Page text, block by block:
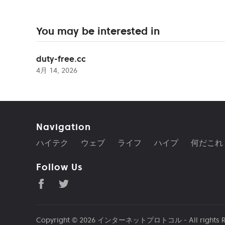
You may be interested in
duty-free.cc
4月 14, 2026
Navigation
ハイテク ウェブ ライフ ハイプ 何だこれ
Follow Us
Copyright © 2026 インターネットプロトコル - All rights